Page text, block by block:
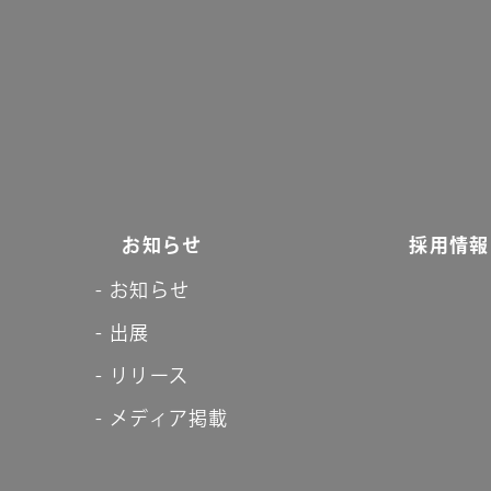
お知らせ
お知らせ
出展
リリース
メディア掲載
採用情報